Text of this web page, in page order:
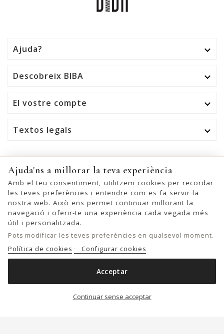
 Afegir a la cistella
Ajuda? 
Descobreix BIBA 
El vostre compte 
Textos legals 
Tenim molt a explicar-te
OK
Podeu cancel·lar la subscripció en qualsevol moment. Per a
això, trobeu la nostra informació de contacte a l'avís legal.
Ajuda'ns a millorar la teva experiència
Amb el teu consentiment, utilitzem cookies per recordar
les teves preferències i entendre com es fa servir la
nostra web. Això ens permet continuar millorant la
navegació i oferir-te una experiència cada vegada més
útil i personalitzada.
Pots modificar les teves preferències en qualsevol moment.
Política de cookies
Configurar cookies
Continuar sense acceptar
Acceptar
Inscrita en el Registro Mercantil de Barcelona, Tomo 33286, Libro 228637,